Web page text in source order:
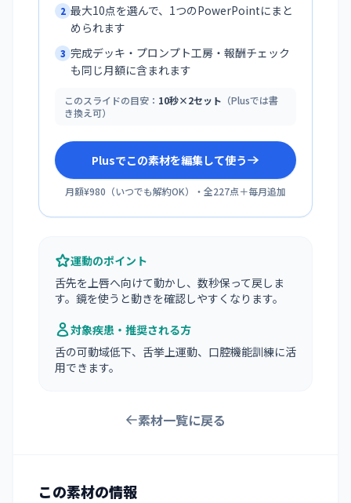
2 最大10点を選んで、1つのPowerPointにまと
められます
3 完成デッキ・プロンプト工房・報酬チェック
も同じ月額に含まれます
このスライドの目安： 10秒×2セット （Plusでは書
き換え可）
Plusでこの素材を編集して使う
月額¥980 （いつでも解約OK）・全227点＋毎月追加
運動のポイント
舌先を上唇へ向けて動かし、数秒保って戻しま
す。鏡を使うと動きを確認しやすくなります。
対象疾患・推奨される方
舌の可動域低下、舌挙上運動、口腔機能訓練に活
用できます。
素材一覧に戻る
この素材の情報